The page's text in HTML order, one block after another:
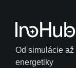
Od simulácie
energetiky